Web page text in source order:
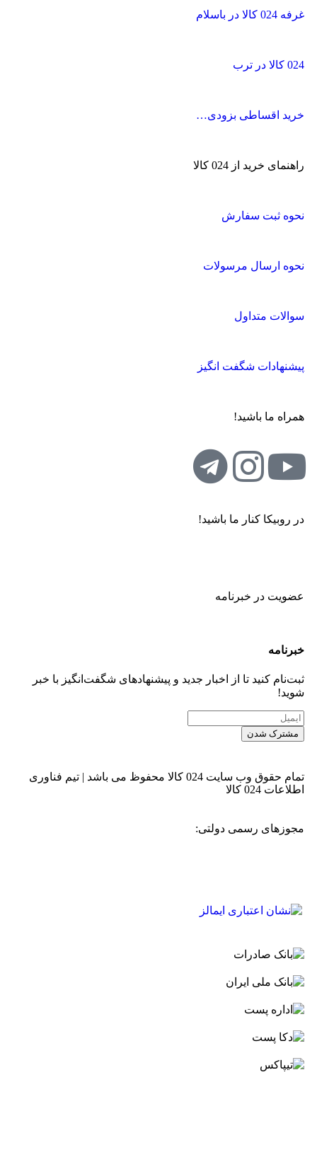
غرفه 024 کالا در باسلام
024 کالا در ترب
خرید اقساطی بزودی…
راهنمای خرید از 024 کالا
نحوه ثبت سفارش
نحوه ارسال مرسولات
سوالات متداول
پیشنهادات شگفت انگیز
همراه ما باشید!
در روبیکا کنار ما باشید!
عضویت در خبرنامه
خبر‌نامه
ثبت‌نام کنید تا از اخبار جدید و پیشنهاد‌های شگفت‌انگیز با خبر
شوید!
مشترک شدن
تمام حقوق وب سایت 024 کالا محفوظ می باشد | تیم فناوری
اطلاعات 024 کالا
مجوزهای رسمی دولتی: